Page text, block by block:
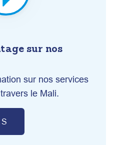
sur nos
sur nos services
le Mali.